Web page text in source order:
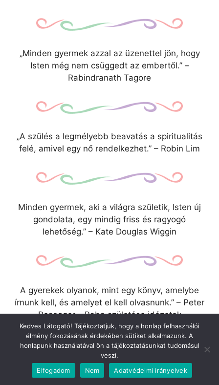
„Minden gyermek azzal az üzenettel jön, hogy
Isten még nem csüggedt az embertől.” –
Rabindranath Tagore
„A szülés a legmélyebb beavatás a spiritualitás
felé, amivel egy nő rendelkezhet.” – Robin Lim
Minden gyermek, aki a világra születik, Isten új
gondolata, egy mindig friss és ragyogó
lehetőség.” – Kate Douglas Wiggin
A gyerekek olyanok, mint egy könyv, amelybe
írnunk kell, és amelyet el kell olvasnunk.” – Peter
Rosegger – Baba születése idézetek
Kedves Látogató! Tájékoztatjuk, hogy a honlap felhasználói
élmény fokozásának érdekében sütiket alkalmazunk. A
honlapunk használatával ön a tájékoztatásunkat tudomásul
veszi.
Elfogadom
Nem Adatvédelmi irányelvek